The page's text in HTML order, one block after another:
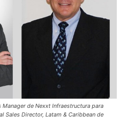
de Nexxt Infraestructura para
Sales Director, Latam & Caribbean de